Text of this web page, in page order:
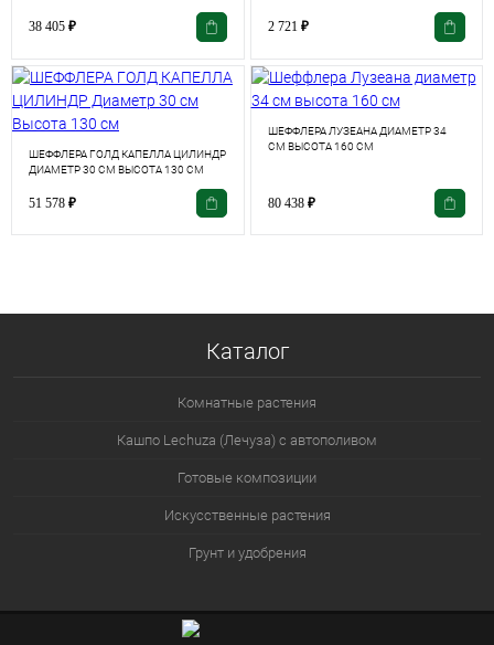
38 405 ₽ 2 721 ₽
ШЕФФЛЕРА ГОЛД КАПЕЛЛА ЦИЛИНДР
ДИАМЕТР 30 СМ ВЫСОТА 130 СМ
51 578 ₽
ШЕФФЛЕРА ЛУЗЕАНА ДИАМЕТР 34
СМ ВЫСОТА 160 СМ
80 438 ₽
Каталог
Комнатные растения
Кашпо Lechuza (Лечуза) с автополивом
Готовые композиции
Искусственные растения
Грунт и удобрения